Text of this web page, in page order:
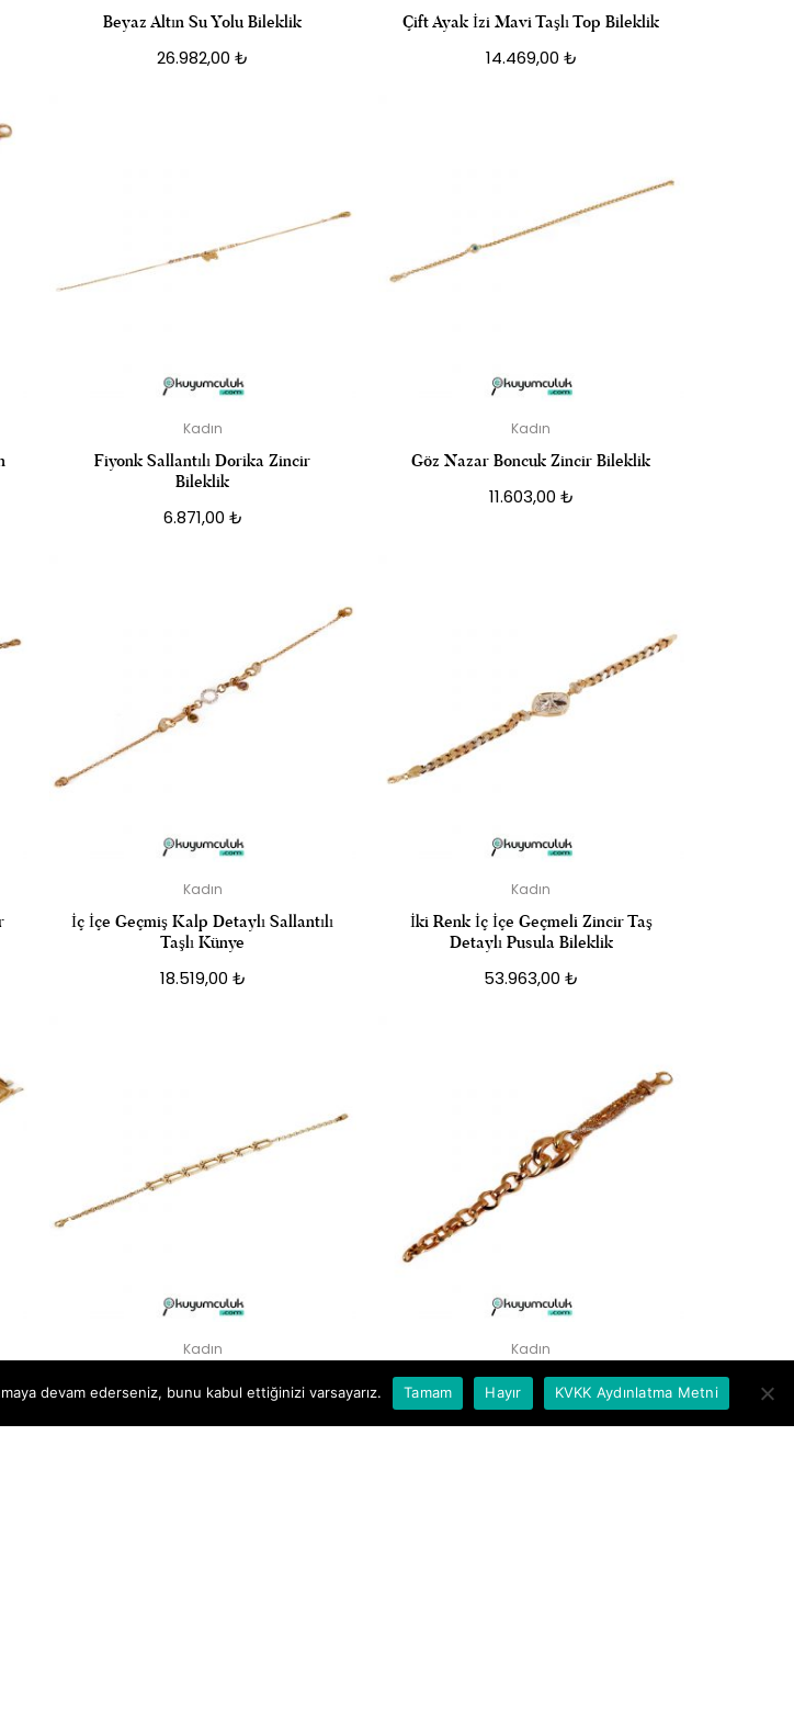
Beyaz Altın Su Yolu Bileklik
26.982,00₺
Çift Ayak İzi Mavi Taşlı Top Bileklik
14.469,00 ₺
Kadın
Fiyonk Sallantılı Dorika Zincir
Bileklik
6.871,00 ₺
Kadın
Göz Nazar Boncuk Zincir Bileklik
11.603,00 ₺
Kadın
İç İçe Geçmiş Kalp Detaylı Sallantılı
Taşlı Künye
18.519,00 ₺
Kadın
İki Renk İç İçe Geçmeli Zincir Taş
Detaylı Pusula Bileklik
53.963,00₺
Kadın
Kadın His Bileklik
Kadın
Kalın Halka Zincirli Çift Renkli
Bileklik
devam ederseniz, bunu kabul ettiğinizi varsayarız. Tamam Hayır KVKK Aydınlatma Metni